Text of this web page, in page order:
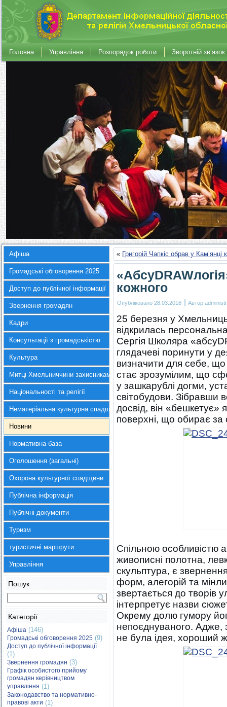
Головна Управління Розпорядок роботи Зворотній зв’язок
Афіша
Громадські обговорення 2025
Доступ до публічної інформації
Звернення громадян
Кадри
Консультації з громадськістю
Культура
Митці Хмельниччини захисникам України
Національності та релігії
Нематеріальна культурна спадщина
Новини
Нормативна база
Оголошення (загальні)
Охорона культурної спадщини
Публічна інформація
Публічні документи
Туризм
туристичні маршрути
Управління
Пошук
Категорії
Афіша (146)
Громадські обговорення 2025 (9)
Доступ до публічної інформації
(1)
Звернення громадян (3)
Графік особистого прийому
громадян керівництвом
управління (1)
Законодавство та нормативно-
правові акти (1)
« Григорій Чапкіс обрав у
кожного
Опубліковано 28.03.2016 | Автор
25 березня у
відкрилась
Сергія Школяра
глядачеві поринути у
визначити для себе,
стає зрозумілим, що
у зашкарублі догми,
світобудови. Зібравши
досвід, він «бешкетує»
поверхні, що обирає за
Спільною особливістю
живописні полотна,
скульптура, є
форм, алегорій та
звертається до творів
інтерпретує назви
Окрему долю гумору
непоєднуваного. Адже,
не була ідея, хороший